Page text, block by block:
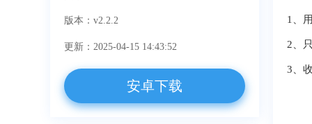
版本：v2.2.2
更新：2025-04-15 14:43:52
安卓下载
1、
2、
3、